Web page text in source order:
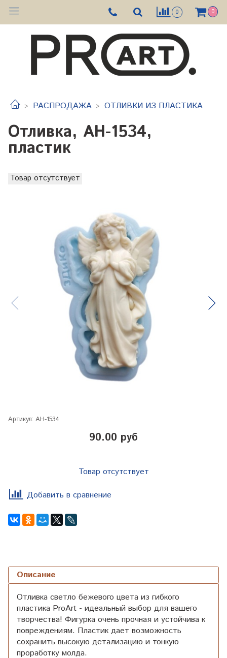
0 0
РАСПРОДАЖА ОТЛИВКИ ИЗ ПЛАСТИКА
Отливка, АН-1534,
пластик
Товар отсутствует
Артикул: АН-1534
90.00 руб
Товар отсутствует
Добавить в сравнение
Описание
Отливка светло бежевого цвета из гибкого
пластика ProArt - идеальный выбор для вашего
творчества! Фигурка очень прочная и устойчива к
повреждениям. Пластик дает возможность
сохранить высокую детализацию и тонкую
проработку молда.